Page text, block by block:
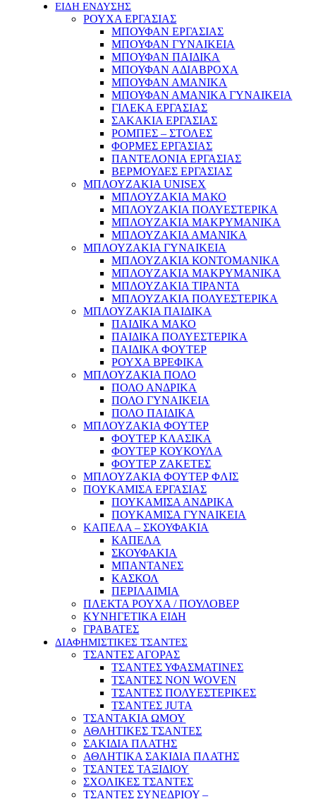
ΕΙΔΗ ΕΝΔΥΣΗΣ
ΡΟΥΧΑ ΕΡΓΑΣΙΑΣ
ΜΠΟΥΦΑΝ ΕΡΓΑΣΙΑΣ
ΜΠΟΥΦΑΝ ΓΥΝΑΙΚΕΙΑ
ΜΠΟΥΦΑΝ ΠΑΙΔΙΚΑ
ΜΠΟΥΦΑΝ ΑΔΙΑΒΡΟΧΑ
ΜΠΟΥΦΑΝ ΑΜΑΝΙΚΑ
ΜΠΟΥΦΑΝ ΑΜΑΝΙΚΑ ΓΥΝΑΙΚΕΙΑ
ΓΙΛΕΚΑ ΕΡΓΑΣΙΑΣ
ΣΑΚΑΚΙΑ ΕΡΓΑΣΙΑΣ
ΡΟΜΠΕΣ – ΣΤΟΛΕΣ
ΦΟΡΜΕΣ ΕΡΓΑΣΙΑΣ
ΠΑΝΤΕΛΟΝΙΑ ΕΡΓΑΣΙΑΣ
ΒΕΡΜΟΥΔΕΣ ΕΡΓΑΣΙΑΣ
ΜΠΛΟΥΖΑΚΙΑ UNISEX
ΜΠΛΟΥΖΑΚΙΑ ΜΑΚΟ
ΜΠΛΟΥΖΑΚΙΑ ΠΟΛΥΕΣΤΕΡΙΚΑ
ΜΠΛΟΥΖΑΚΙΑ ΜΑΚΡΥΜΑΝΙΚΑ
ΜΠΛΟΥΖΑΚΙΑ ΑΜΑΝΙΚΑ
ΜΠΛΟΥΖΑΚΙΑ ΓΥΝΑΙΚΕΙΑ
ΜΠΛΟΥΖΑΚΙΑ ΚΟΝΤΟΜΑΝΙΚΑ
ΜΠΛΟΥΖΑΚΙΑ ΜΑΚΡΥΜΑΝΙΚΑ
ΜΠΛΟΥΖΑΚΙΑ ΤΙΡΑΝΤΑ
ΜΠΛΟΥΖΑΚΙΑ ΠΟΛΥΕΣΤΕΡΙΚΑ
ΜΠΛΟΥΖΑΚΙΑ ΠΑΙΔΙΚΑ
ΠΑΙΔΙΚΑ ΜΑΚΟ
ΠΑΙΔΙΚΑ ΠΟΛΥΕΣΤΕΡΙΚΑ
ΠΑΙΔΙΚΑ ΦΟΥΤΕΡ
ΡΟΥΧΑ ΒΡΕΦΙΚΑ
ΜΠΛΟΥΖΑΚΙΑ ΠΟΛΟ
ΠΟΛΟ ΑΝΔΡΙΚΑ
ΠΟΛΟ ΓΥΝΑΙΚΕΙΑ
ΠΟΛΟ ΠΑΙΔΙΚΑ
ΜΠΛΟΥΖΑΚΙΑ ΦΟΥΤΕΡ
ΦΟΥΤΕΡ ΚΛΑΣΙΚΑ
ΦΟΥΤΕΡ ΚΟΥΚΟΥΛΑ
ΦΟΥΤΕΡ ΖΑΚΕΤΕΣ
ΜΠΛΟΥΖΑΚΙΑ ΦΟΥΤΕΡ ΦΛΙΣ
ΠΟΥΚΑΜΙΣΑ ΕΡΓΑΣΙΑΣ
ΠΟΥΚΑΜΙΣΑ ΑΝΔΡΙΚΑ
ΠΟΥΚΑΜΙΣΑ ΓΥΝΑΙΚΕΙΑ
ΚΑΠΕΛΑ – ΣΚΟΥΦΑΚΙΑ
ΚΑΠΕΛΑ
ΣΚΟΥΦΑΚΙΑ
ΜΠΑΝΤΑΝΕΣ
ΚΑΣΚΟΛ
ΠΕΡΙΛΑΙΜΙΑ
ΠΛΕΚΤΑ ΡΟΥΧΑ / ΠΟΥΛΟΒΕΡ
ΚΥΝΗΓΕΤΙΚΑ ΕΙΔΗ
ΓΡΑΒΑΤΕΣ
ΔΙΑΦΗΜΙΣΤΙΚΕΣ ΤΣΑΝΤΕΣ
ΤΣΑΝΤΕΣ ΑΓΟΡΑΣ
ΤΣΑΝΤΕΣ ΥΦΑΣΜΑΤΙΝΕΣ
ΤΣΑΝΤΕΣ NON WOVEN
ΤΣΑΝΤΕΣ ΠΟΛΥΕΣΤΕΡΙΚΕΣ
ΤΣΑΝΤΕΣ JUTA
ΤΣΑΝΤΑΚΙΑ ΩΜΟΥ
ΑΘΛΗΤΙΚΕΣ ΤΣΑΝΤΕΣ
ΣΑΚΙΔΙΑ ΠΛΑΤΗΣ
ΑΘΛΗΤΙΚΑ ΣΑΚΙΔΙΑ ΠΛΑΤΗΣ
ΤΣΑΝΤΕΣ ΤΑΞΙΔΙΟΥ
ΣΧΟΛΙΚΕΣ ΤΣΑΝΤΕΣ
ΤΣΑΝΤΕΣ ΣΥΝΕΔΡΙΟΥ –